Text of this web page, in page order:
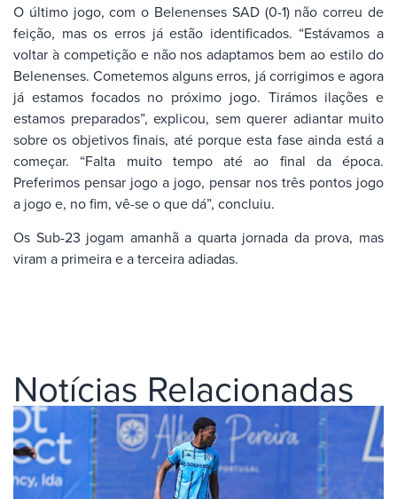
O último jogo, com o Belenenses SAD (0-1) não correu de
feição, mas os erros já estão identificados. “Estávamos a
voltar à competição e não nos adaptamos bem ao estilo do
Belenenses. Cometemos alguns erros, já corrigimos e agora
já estamos focados no próximo jogo. Tirámos ilações e
estamos preparados”, explicou, sem querer adiantar muito
sobre os objetivos finais, até porque esta fase ainda está a
começar. “Falta muito tempo até ao final da época.
Preferimos pensar jogo a jogo, pensar nos três pontos jogo
a jogo e, no fim, vê-se o que dá”, concluiu.
Os Sub-23 jogam amanhã a quarta jornada da prova, mas
viram a primeira e a terceira adiadas.
Notícias Relacionadas